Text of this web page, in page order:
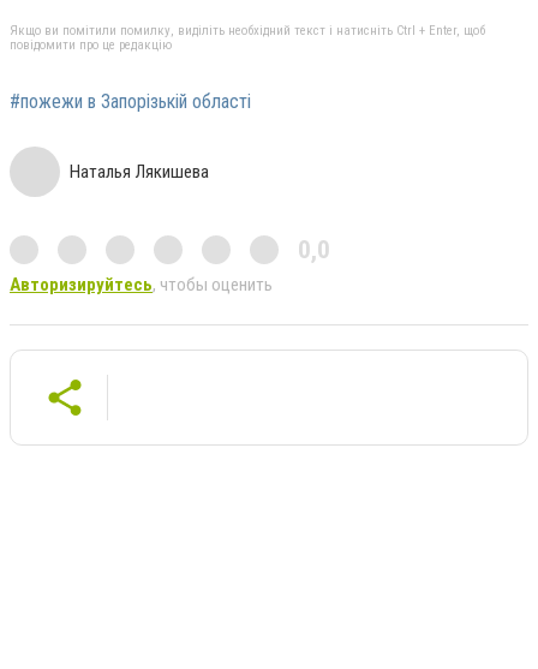
Якщо ви помітили помилку, виділіть необхідний текст і натисніть Ctrl + Enter, щоб
повідомити про це редакцію
#пожежи в Запорізькій області
Наталья Лякишева
0,0
Авторизируйтесь, чтобы оценить